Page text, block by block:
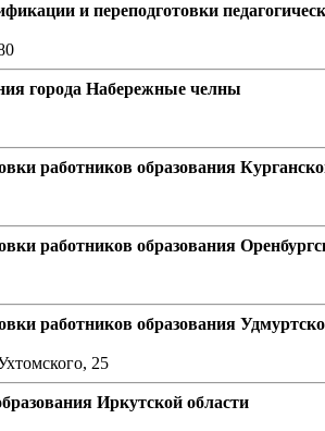
и переподготовки
города Набережные челны
работников образования
работников образования
работников образования
25
Иркутской области